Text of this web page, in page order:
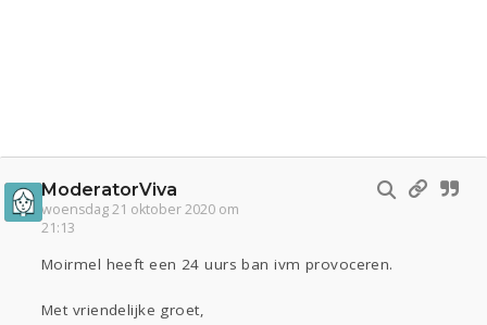
ModeratorViva
woensdag 21 oktober 2020 om
21:13
Moirmel heeft een 24 uurs ban ivm provoceren.
Met vriendelijke groet,